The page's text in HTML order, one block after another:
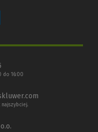
do 16:00